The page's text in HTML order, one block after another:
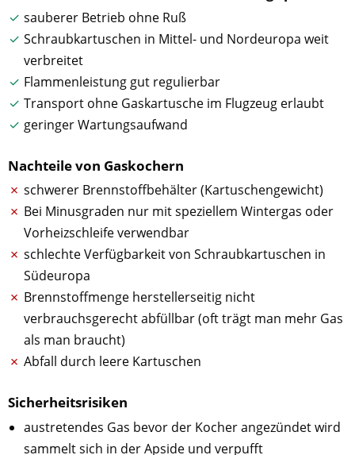
sauberer Betrieb ohne Ruß
Schraubkartuschen in Mittel- und Nordeuropa weit
verbreitet
Flammenleistung gut regulierbar
Transport ohne Gaskartusche im Flugzeug erlaubt
geringer Wartungsaufwand
Nachteile von Gaskochern
schwerer Brennstoffbehälter (Kartuschengewicht)
Bei Minusgraden nur mit speziellem Wintergas oder
Vorheizschleife verwendbar
schlechte Verfügbarkeit von Schraubkartuschen in
Südeuropa
Brennstoffmenge herstellerseitig nicht
verbrauchsgerecht abfüllbar (oft trägt man mehr Gas
als man braucht)
Abfall durch leere Kartuschen
Sicherheitsrisiken
austretendes Gas bevor der Kocher angezündet wird
sammelt sich in der Apside und verpufft